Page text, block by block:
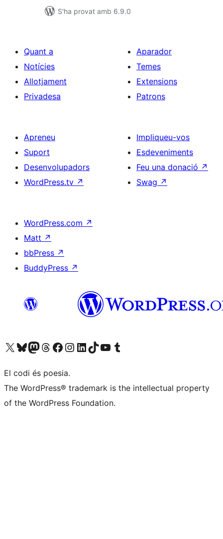
S'ha provat amb 6.9.0
Quant a
Notícies
Allotjament
Privadesa
Aparador
Temes
Extensions
Patrons
Apreneu
Suport
Desenvolupadors
WordPress.tv ↗
Impliqueu-vos
Esdeveniments
Feu una donació ↗
Swag ↗
WordPress.com ↗
Matt ↗
bbPress ↗
BuddyPress ↗
Visiteu el nostre compte X (abans Twitter)
Visiteu el nostre compte de Bluesky
Visiteu el nostre compte al Mastodon
Visiteu el nostre compte de Threads
Visiteu la nostra pàgina al Facebook
Visiteu el nostre compte d'Instagram
Visiteu el nostre compte de LinkedIn
Visiteu el nostre compte de TikTok
Visiteu el nostre canal al YouTube
Visiteu el nostre compte de Tumblr
El codi és poesia.
The WordPress® trademark is the intellectual property
of the WordPress Foundation.